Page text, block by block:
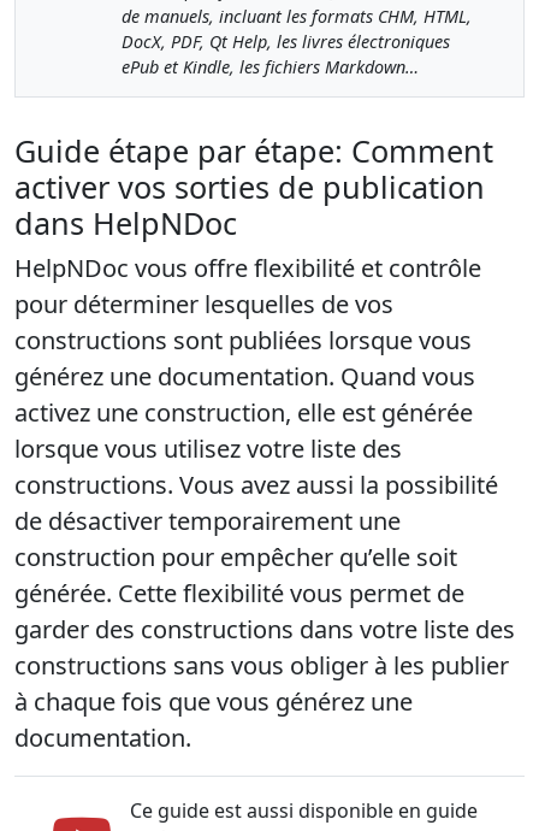
de manuels, incluant les formats CHM, HTML,
DocX, PDF, Qt Help, les livres électroniques
ePub et Kindle, les fichiers Markdown…
Guide étape par étape: Comment
activer vos sorties de publication
dans HelpNDoc
HelpNDoc vous offre flexibilité et contrôle
pour déterminer lesquelles de vos
constructions sont publiées lorsque vous
générez une documentation. Quand vous
activez une construction, elle est générée
lorsque vous utilisez votre liste des
constructions. Vous avez aussi la possibilité
de désactiver temporairement une
construction pour empêcher qu’elle soit
générée. Cette flexibilité vous permet de
garder des constructions dans votre liste des
constructions sans vous obliger à les publier
à chaque fois que vous générez une
documentation.
Ce guide est aussi disponible en guide